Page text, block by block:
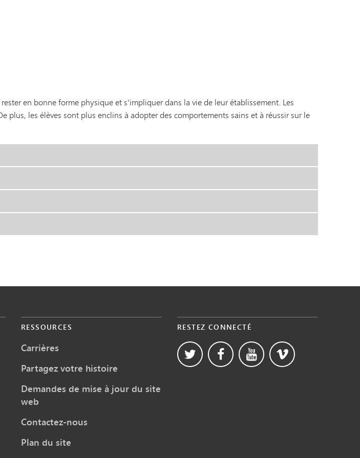
en bonne forme physique et s'impliquer dans la vie de leur établissement. Les
les élèves sont plus enclins à adopter des comportements sains et à réussir sur le
RESSOURCES
Carrières
Partagez votre histoire
Demandes de mise à jour du site
web
Contactez-nous
Plan du site
RESTEZ CONNECTÉ